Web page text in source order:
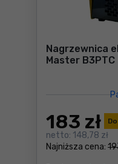
Nagrzewnica
Master B3PTC
Do
Najniższa cena:
183 zł
netto: 148,78 zł